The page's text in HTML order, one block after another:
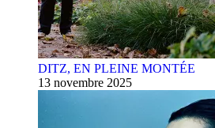
DITZ, EN PLEINE MONTÉE
13 novembre 2025